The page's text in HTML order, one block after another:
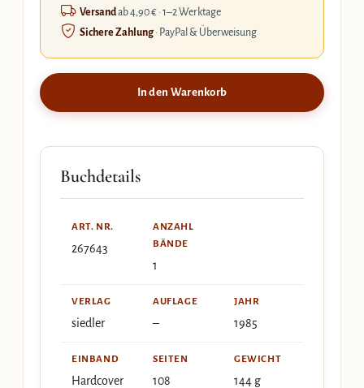
Versandab 4,90 € · 1–2 Werktage
Sichere Zahlung· PayPal & Überweisung
In den Warenkorb
Buchdetails
ART. NR.
267643
ANZAHL
BÄNDE
1
VERLAG
siedler
AUFLAGE
–
JAHR
1985
EINBAND
Hardcover
SEITEN
108
GEWICHT
144 g